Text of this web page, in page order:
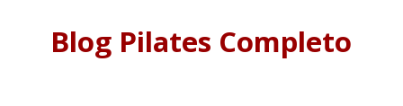
Blog Pilates Completo